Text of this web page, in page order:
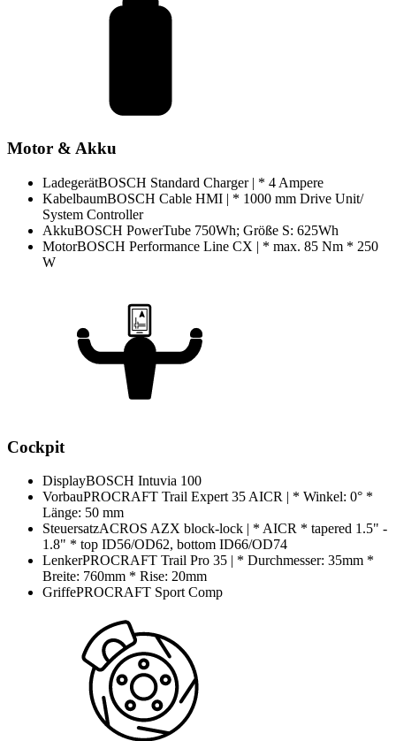
Motor & Akku
LadegerätBOSCH Standard Charger | * 4 Ampere
KabelbaumBOSCH Cable HMI | * 1000 mm Drive Unit/
System Controller
AkkuBOSCH PowerTube 750Wh; Größe S: 625Wh
MotorBOSCH Performance Line CX | * max. 85 Nm * 250
W
Cockpit
DisplayBOSCH Intuvia 100
VorbauPROCRAFT Trail Expert 35 AICR | * Winkel: 0° *
Länge: 50 mm
SteuersatzACROS AZX block-lock | * AICR * tapered 1.5" -
1.8" * top ID56/OD62, bottom ID66/OD74
LenkerPROCRAFT Trail Pro 35 | * Durchmesser: 35mm *
Breite: 760mm * Rise: 20mm
GriffePROCRAFT Sport Comp